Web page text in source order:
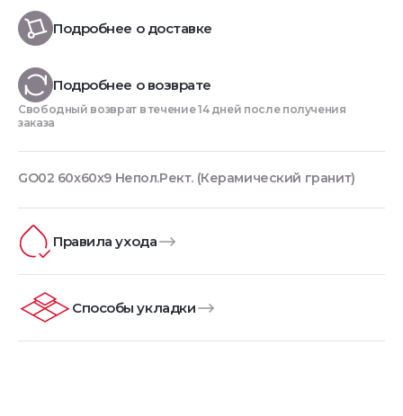
Подробнее о доставке
Подробнее о возврате
Свободный возврат в течение 14 дней после получения
заказа
GO02 60x60x9 Непол.Рект. (Керамический гранит)
Правила ухода
Способы укладки